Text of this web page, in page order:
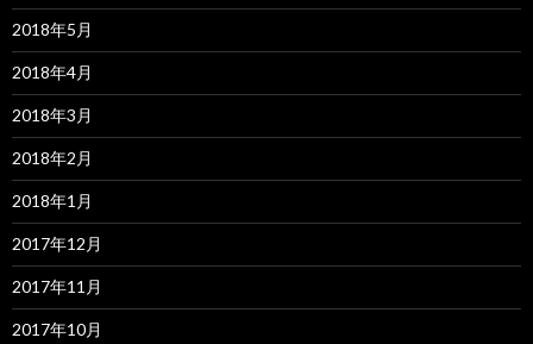
2018年5月
2018年4月
2018年3月
2018年2月
2018年1月
2017年12月
2017年11月
2017年10月